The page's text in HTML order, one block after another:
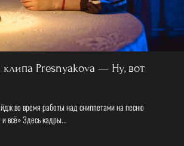
клипа Presnyakova — Ну, вот
во время работы над сниппетами на песню
всё» Здесь кадры...